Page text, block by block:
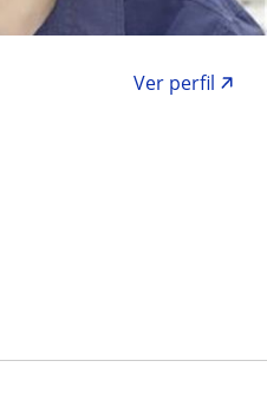
Ver perfil